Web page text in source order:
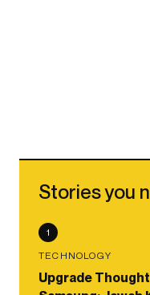
Stories you
1
TECHNOLOGY
Upgrade